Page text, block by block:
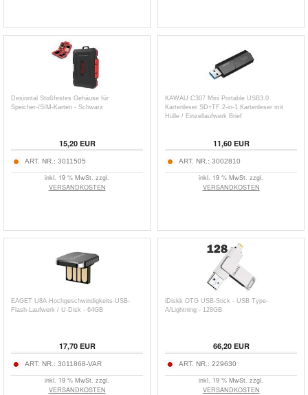
Desiontal Stoßfestes Gehäuse für
Speicher-/SIM-Karten - Schwarz
15,20EUR
ART. NR.: 3011505
inkl. 19 % MwSt. zzgl.
VERSANDKOSTEN
KAWAU C307 Mini Portable USB3.0
Kartenleser SD+TF 2-in-1 Kartenleser mit
Hülle / Einzellaufwerk Brief
11,60EUR
ART. NR.: 3002810
inkl. 19 % MwSt. zzgl.
VERSANDKOSTEN
EAGET U8A Hochgeschwindigkeits-USB-
Flash-Laufwerk / U-Disk - 64GB
17,70EUR
ART. NR.: 3011868-VAR
inkl. 19 % MwSt. zzgl.
VERSANDKOSTEN
iDiskk OTG USB-Stick - USB Type-
A/Lightning - 128GB
66,20EUR
ART. NR.: 229630
inkl. 19 % MwSt. zzgl.
VERSANDKOSTEN